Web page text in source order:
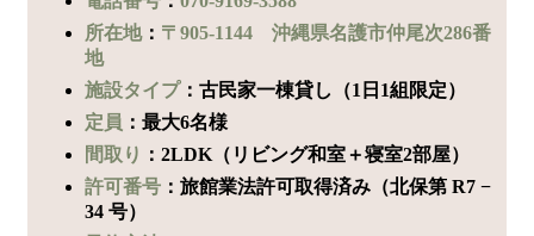
所在地： 〒905-1144 沖縄県名護市仲尾次286番
地
施設タイプ：古民家一棟貸し（1日1組限定）
定員 ：最大6名様
間取り ：2LDK（リビング和室＋寝室2部屋）
許可番号 ：旅館業法許可取得済み（北保第 R7 −
34 号）